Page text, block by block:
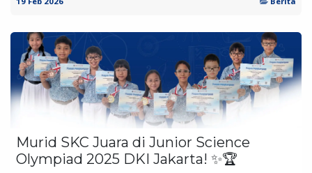
Murid SKC Juara di Junior Science
Olympiad 2025 DKI Jakarta! ✨🏆